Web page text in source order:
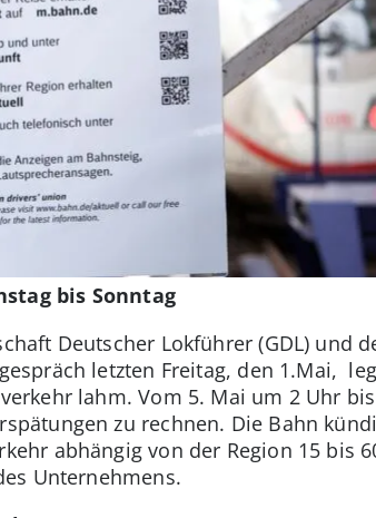
bis Sonntag
Deutscher Lokführer (GDL) und
letzten Freitag, den 1.Mai,
lahm. Vom 5. Mai um 2 Uhr
zu rechnen. Die Bahn
abhängig von der Region 15 bis
Unternehmens.